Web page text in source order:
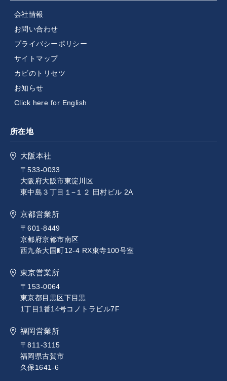
会社情報
お問い合わせ
プライバシーポリシー
サイトマップ
カビのトリセツ
お知らせ
Click here for English
所在地
大阪本社
〒533-0033
大阪府大阪市東淀川区
東中島３丁目１−１２ 田村ビル 2A
京都営業所
〒601-8449
京都府京都市南区
西九条大国町12-4 RX東寺100号室
東京営業所
〒153-0064
東京都目黒区下目黒
1丁目1番14号コノトラビル7F
福岡営業所
〒811-3115
福岡県古賀市
久保1641-6